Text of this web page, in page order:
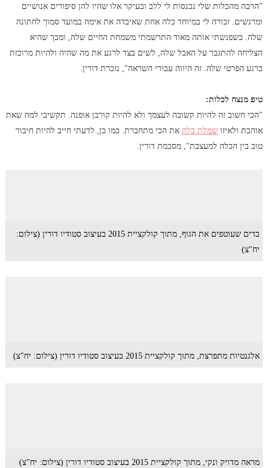
"הרבה מהכלות שלי נכנסות לי ללב ובעיקר אלו שהיו להן סיפורים אנושיים
ומרגשים. זכורה לי במיוחד כלה אחת שאיבדה את אימה במועד סמוך לחתונה
שלה. כשפגשתי אותה מאוד התרשמתי משמחת החיים שלה, ומכך שהיא
הצליחה להתגבר על האבל שלה, לשים בצד לרגע את מה שהיה ולהיות מרוכזת
ברגע הפרטי שלה. זה היווה עבורי השראה", נזכרת דורין.
טיפ מנצח לכלות:
"הכי חשוב זה להיות קשובה לעצמך ולא להיות קורבן אופנה. תקשיבי למה שאת
אוהבת ולאיזו שמלת כלהאת הכי מתחברת. כמו כן, לדעתי חייב להיות חיבור
טוב בין הכלה למעצבת", מסכמת דורין.
בדים שעוטפים את הגוף, מתוך קולקציית 2015 בעיצוב סטודיו דורין (צילום:
יח"צ)
אלגנטיות מתפרצת, מתוך קולקציית 2015 בעיצוב סטודיו דורין (צילום: יח"צ)
מראה מדויק ונקי, מתוך קולקציית 2015 בעיצוב סטודיו דורין (צילום: יח"צ)